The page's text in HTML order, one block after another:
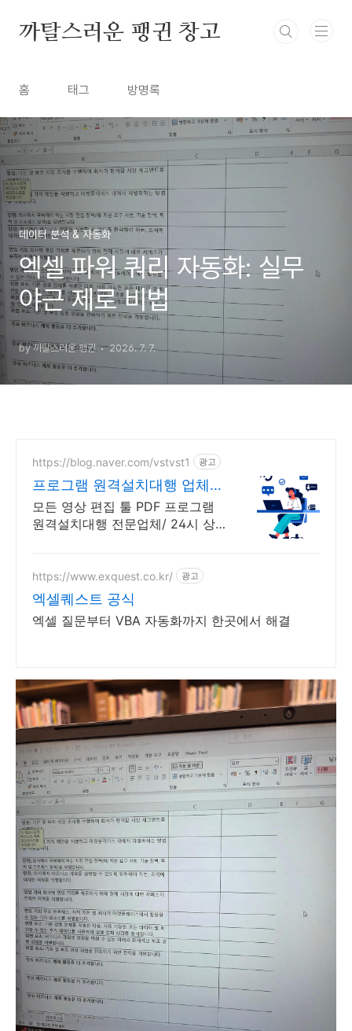
까탈스러운 팽귄 창고
홈 태그 방명록
데이터 분석 & 자동화
엑셀 파워 쿼리 자동화: 실무
야근 제로 비법
by 까탈스러운 팽귄 2026. 7. 7.
https://blog.naver.com/vstvst1 광고
프로그램 원격설치대행 업체
프로그램 원격설치대행 전문
모든 영상 편집 툴 PDF 프로그램
원격설치대행 전문업체/ 24시 상
업체/ 24시 상담/ 영구AS
https://www.exquest.co.kr/ 광고
엑셀퀘스트 공식
엑셀 질문부터 VBA 자동화까지 한곳에서 해결